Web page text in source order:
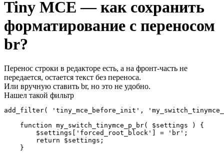
Tiny MCE — как сохранить
форматирование с переносом
br?
Перенос строки в редакторе есть, а на фронт-часть не
передается, остается текст без переноса.
Или вручную ставить br, но это не удобно.
Нашел такой фильтр
add_filter( 'tiny_mce_before_init',
    function my_switch_tinymce_p_br( $settings ) {
        $settings['forced_root_block'] = 'br';
        return $settings;
    }